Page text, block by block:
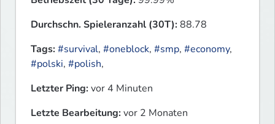
Durchschn. Spieleranzahl (30T):88.78
Tags:#survival, #oneblock, #smp, #economy,
#polski, #polish,
Letzter Ping:vor 4 Minuten
Letzte Bearbeitung:vor 2 Monaten